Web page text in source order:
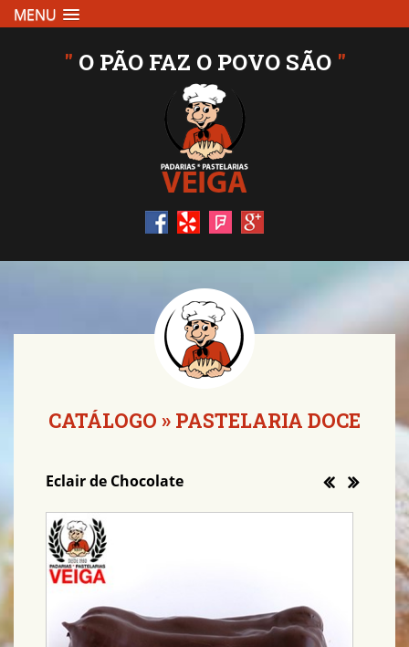
MENU
" O PÃO FAZ O POVO SÃO "
CATÁLOGO » PASTELARIA DOCE
Eclair de Chocolate